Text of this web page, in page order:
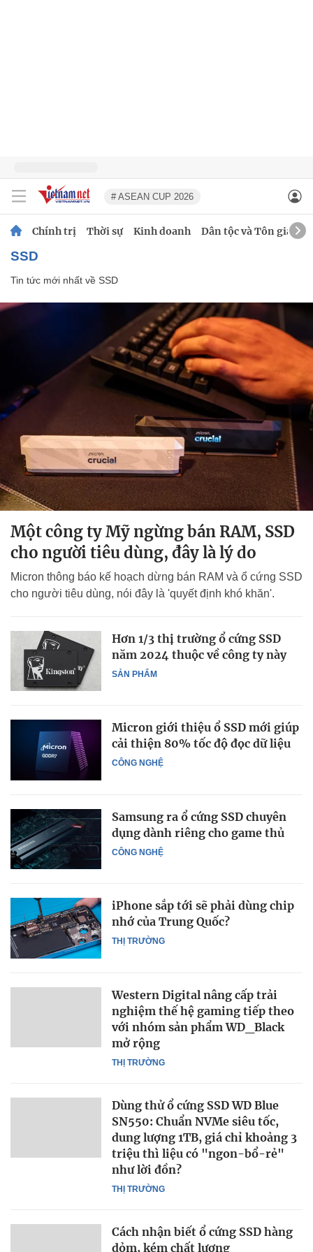
# ASEAN CUP 2026
Chính trị Thời sự Kinh doanh Dân tộc và Tôn giáo
SSD
Tin tức mới nhất về SSD
Một công ty Mỹ ngừng bán RAM, SSD
cho người tiêu dùng, đây là lý do
Micron thông báo kế hoạch dừng bán RAM và ổ cứng SSD
cho người tiêu dùng, nói đây là 'quyết định khó khăn'.
SẢN PHẨM
Hơn 1/3 thị trường ổ cứng SSD
năm 2024 thuộc về công ty này
CÔNG NGHỆ
Micron giới thiệu ổ SSD mới giúp
cải thiện 80% tốc độ đọc dữ liệu
CÔNG NGHỆ
Samsung ra ổ cứng SSD chuyên
dụng dành riêng cho game thủ
THỊ TRƯỜNG
iPhone sắp tới sẽ phải dùng chip
nhớ của Trung Quốc?
THỊ TRƯỜNG
Western Digital nâng cấp trải
nghiệm thế hệ gaming tiếp theo
với nhóm sản phẩm WD_Black
mở rộng
THỊ TRƯỜNG
Dùng thử ổ cứng SSD WD Blue
SN550: Chuẩn NVMe siêu tốc,
dung lượng 1TB, giá chỉ khoảng 3
triệu thì liệu có "ngon-bổ-rẻ"
như lời đồn?
Cách nhận biết ổ cứng SSD hàng
dỏm, kém chất lượng